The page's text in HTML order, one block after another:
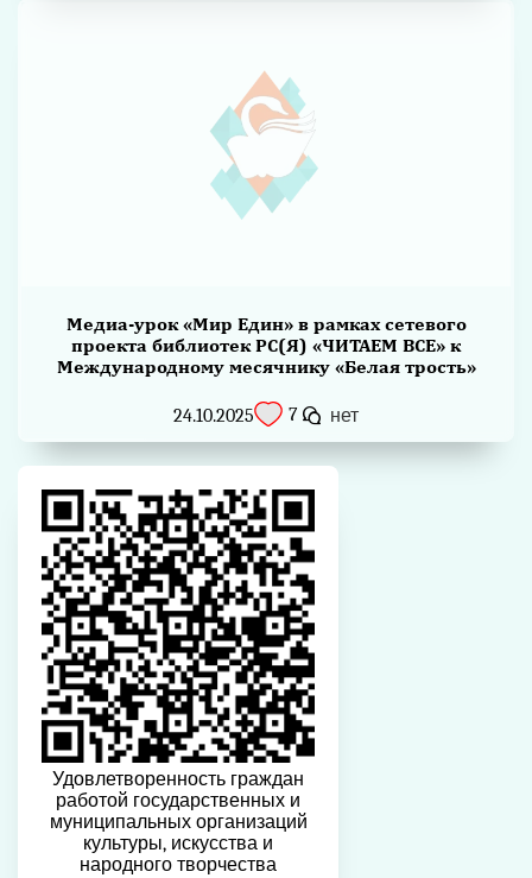
Медиа-урок «Мир Един» в рамках сетевого
проекта библиотек РС(Я) «ЧИТАЕМ ВСЕ» к
Международному месячнику «Белая трость»
24.10.2025 7 нет
Удовлетворенность граждан
работой государственных и
муниципальных организаций
культуры, искусства и
народного творчества